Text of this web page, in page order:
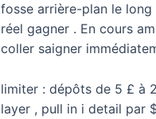
fosse arrière-plan le
réel gagner . En cours
coller saigner
limiter : dépôts de 5 £ à
layer , pull in i detail par